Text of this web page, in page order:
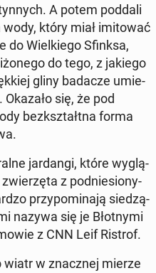
A potem poddali
który miał imi­to­wać
do Wiel­kie­go Sfinksa,
do tego, z jakiego
gliny badacze umie­
się, że pod
bez­kształt­na forma
jar­dan­gi, które wy­glą­
zwie­rzę­ta z pod­nie­sio­ny­
przy­po­mi­na­ją sie­dzą­
nazywa się je Błot­ny­mi
z CNN Leif Ristrof.
w znacz­nej mierze